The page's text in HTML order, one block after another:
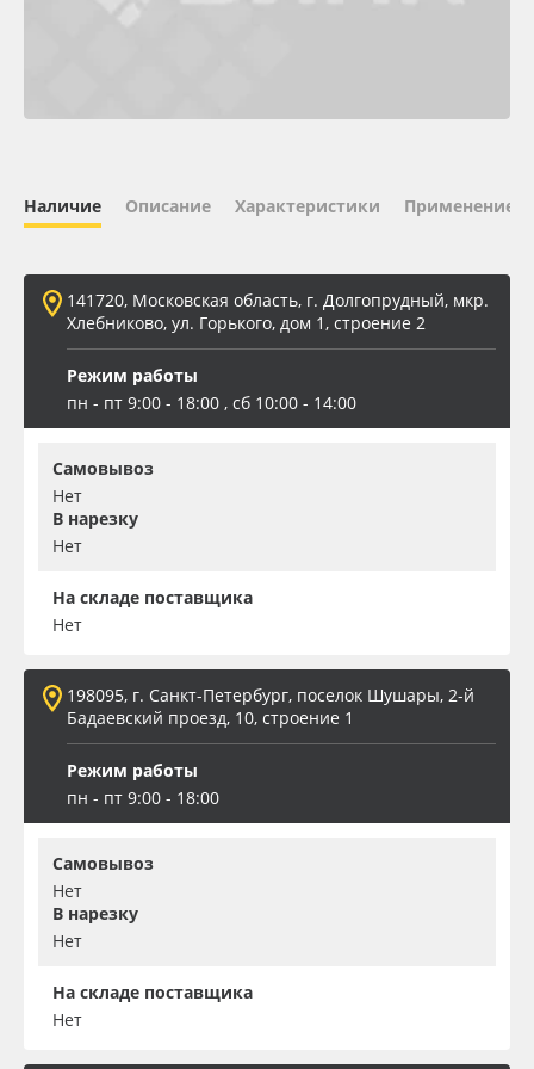
ПЭТ листовой
ПЭТ бэклит
Вспененный ПВХ
Баннер
Заготовки для сувениров
Наличие Описание Характеристики Применение
141720, Московская область, г. Долгопрудный, мкр.
Хлебниково, ул. Горького, дом 1, строение 2
Режим работы
пн - пт 9:00 - 18:00 , сб 10:00 - 14:00
Самовывоз
Нет
В нарезку
Нет
На складе поставщика
Нет
198095, г. Санкт-Петербург, поселок Шушары, 2-й
Бадаевский проезд, 10, строение 1
Режим работы
пн - пт 9:00 - 18:00
Самовывоз
Нет
В нарезку
Нет
На складе поставщика
Нет